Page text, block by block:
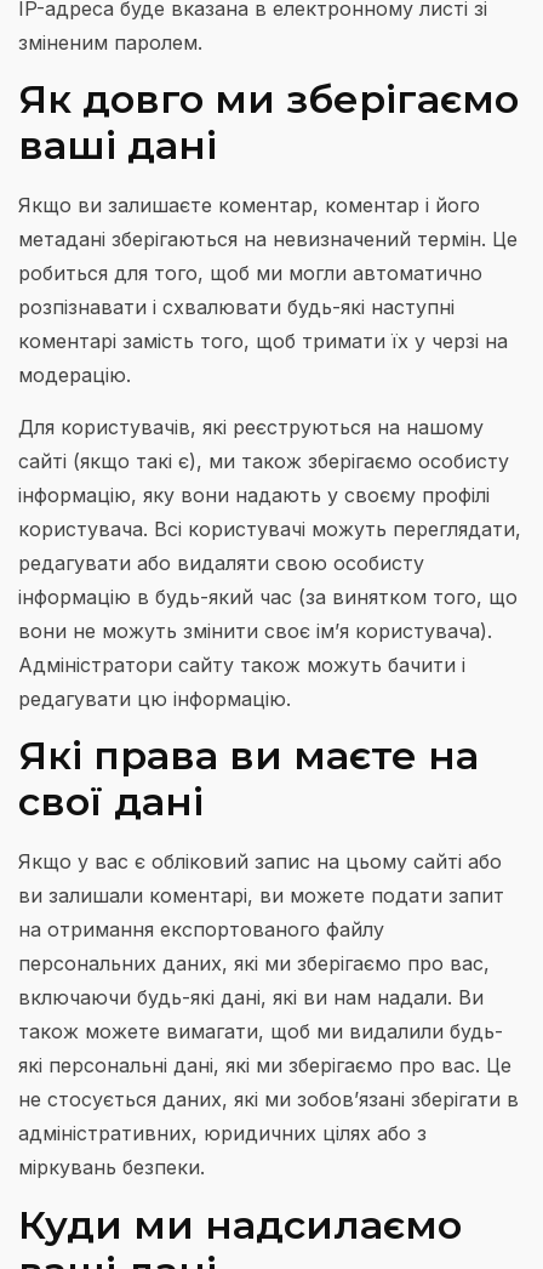
IP-адреса буде вказана в електронному листі зі
зміненим паролем.
Як довго ми зберігаємо
ваші дані
Якщо ви залишаєте коментар, коментар і його
метадані зберігаються на невизначений термін. Це
робиться для того, щоб ми могли автоматично
розпізнавати і схвалювати будь-які наступні
коментарі замість того, щоб тримати їх у черзі на
модерацію.
Для користувачів, які реєструються на нашому
сайті (якщо такі є), ми також зберігаємо особисту
інформацію, яку вони надають у своєму профілі
користувача. Всі користувачі можуть переглядати,
редагувати або видаляти свою особисту
інформацію в будь-який час (за винятком того, що
вони не можуть змінити своє ім’я користувача).
Адміністратори сайту також можуть бачити і
редагувати цю інформацію.
Які права ви маєте на
свої дані
Якщо у вас є обліковий запис на цьому сайті або
ви залишали коментарі, ви можете подати запит
на отримання експортованого файлу
персональних даних, які ми зберігаємо про вас,
включаючи будь-які дані, які ви нам надали. Ви
також можете вимагати, щоб ми видалили будь-
які персональні дані, які ми зберігаємо про вас. Це
не стосується даних, які ми зобов’язані зберігати в
адміністративних, юридичних цілях або з
міркувань безпеки.
Куди ми надсилаємо